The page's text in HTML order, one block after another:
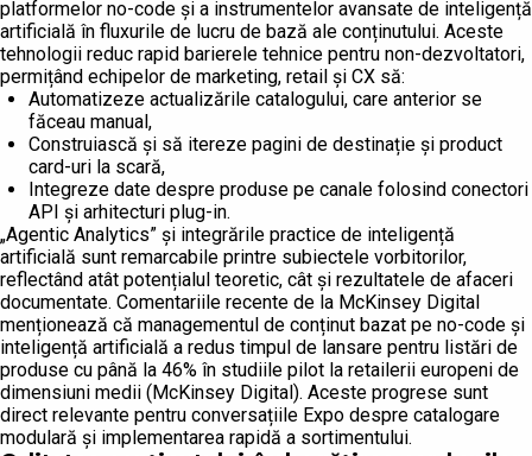
platformelor no-code și a instrumentelor avansate de inteligență
artificială în fluxurile de lucru de bază ale conținutului. Aceste
tehnologii reduc rapid barierele tehnice pentru non-dezvoltatori,
permițând echipelor de marketing, retail și CX să:
Automatizeze actualizările catalogului, care anterior se
făceau manual,
Construiască și să itereze pagini de destinație și product
card-uri la scară,
Integreze date despre produse pe canale folosind conectori
API și arhitecturi plug-in.
„Agentic Analytics” și integrările practice de inteligență
artificială sunt remarcabile printre subiectele vorbitorilor,
reflectând atât potențialul teoretic, cât și rezultatele de afaceri
documentate. Comentariile recente de la McKinsey Digital
menționează că managementul de conținut bazat pe no-code și
inteligență artificială a redus timpul de lansare pentru listări de
produse cu până la 46% în studiile pilot la retailerii europeni de
dimensiuni medii (McKinsey Digital). Aceste progrese sunt
direct relevante pentru conversațiile Expo despre catalogare
modulară și implementarea rapidă a sortimentului.